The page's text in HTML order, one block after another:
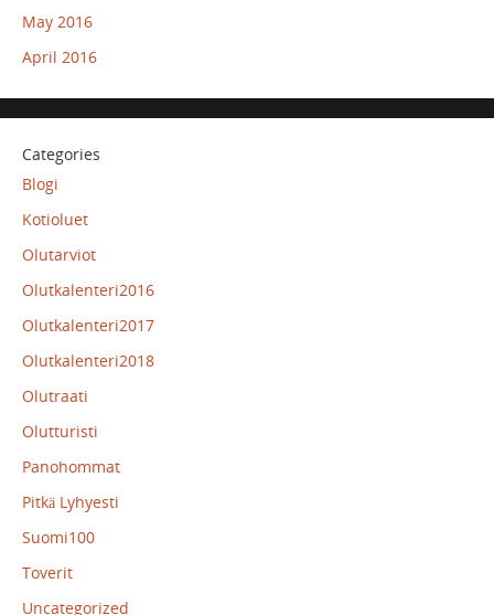
May 2016
April 2016
Categories
Blogi
Kotioluet
Olutarviot
Olutkalenteri2016
Olutkalenteri2017
Olutkalenteri2018
Olutraati
Olutturisti
Panohommat
Pitkä Lyhyesti
Suomi100
Toverit
Uncategorized